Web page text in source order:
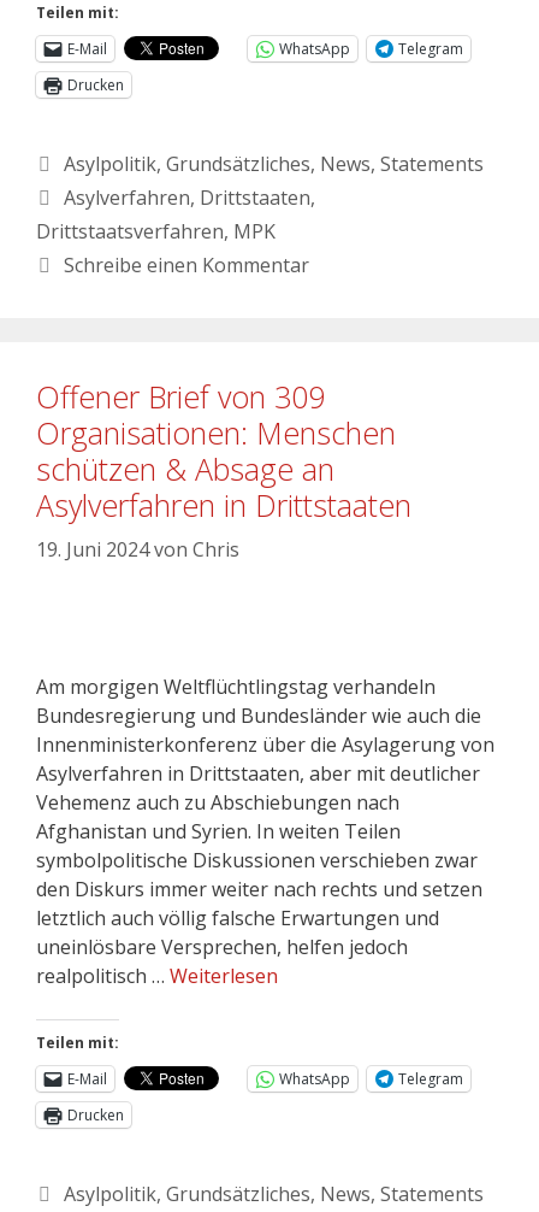
Teilen mit:
E-Mail
WhatsApp
Telegram
Drucken
Asylpolitik, Grundsätzliches, News, Statements
Asylverfahren, Drittstaaten,
Drittstaatsverfahren, MPK
Schreibe einen Kommentar
Offener Brief von 309
Organisationen: Menschen
schützen & Absage an
Asylverfahren in Drittstaaten
19. Juni 2024von Chris
Am morgigen Weltflüchtlingstag verhandeln
Bundesregierung und Bundesländer wie auch die
Innenministerkonferenz über die Asylagerung von
Asylverfahren in Drittstaaten, aber mit deutlicher
Vehemenz auch zu Abschiebungen nach
Afghanistan und Syrien. In weiten Teilen
symbolpolitische Diskussionen verschieben zwar
den Diskurs immer weiter nach rechts und setzen
letztlich auch völlig falsche Erwartungen und
uneinlösbare Versprechen, helfen jedoch
realpolitisch … Weiterlesen
Teilen mit:
E-Mail
WhatsApp
Telegram
Drucken
Asylpolitik, Grundsätzliches, News, Statements